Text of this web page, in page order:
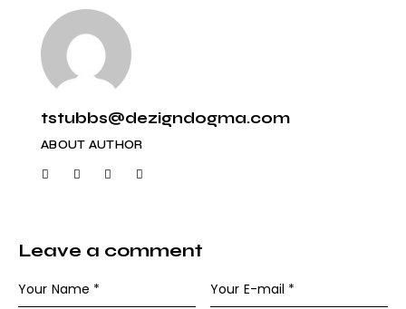
tstubbs@dezigndogma.com
ABOUT AUTHOR
Leave a comment